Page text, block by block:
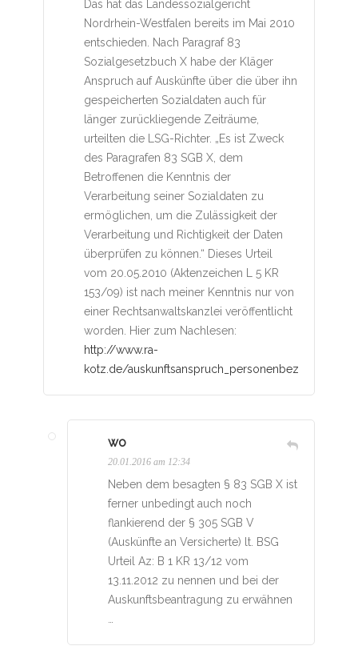
Das hat das Landessozialgericht
Nordrhein-Westfalen bereits im Mai 2010
entschieden. Nach Paragraf 83
Sozialgesetzbuch X habe der Kläger
Anspruch auf Auskünfte über die über ihn
gespeicherten Sozialdaten auch für
länger zurückliegende Zeiträume,
urteilten die LSG-Richter. „Es ist Zweck
des Paragrafen 83 SGB X, dem
Betroffenen die Kenntnis der
Verarbeitung seiner Sozialdaten zu
ermöglichen, um die Zulässigkeit der
Verarbeitung und Richtigkeit der Daten
überprüfen zu können.“ Dieses Urteil
vom 20.05.2010 (Aktenzeichen L 5 KR
153/09) ist nach meiner Kenntnis nur von
einer Rechtsanwaltskanzlei veröffentlicht
worden. Hier zum Nachlesen:
http://www.ra-
kotz.de/
wo
20.01.2016 am 12:34
Neben dem besagten § 83 SGB X ist
ferner unbedingt auch noch
flankierend der § 305 SGB V
(Auskünfte an Versicherte) lt. BSG
Urteil Az: B 1 KR 13/12 vom
13.11.2012 zu nennen und bei der
Auskunftsbeantragung zu erwähnen